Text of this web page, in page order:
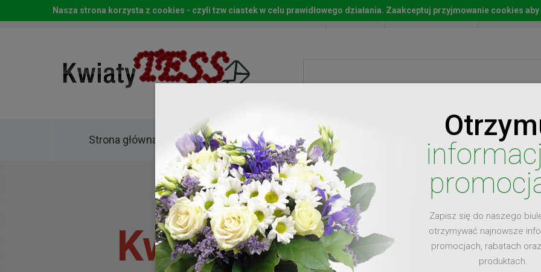
Start Moje konto Lista
Strona główna Kwiaty
Kwiaty dla
Zapisz się do naszego
otrzymywać najnowsze
promocjach, rabatach
produktach.
Nasza strona korzysta z cookies - czyli tzw ciastek w celu prawidłowego działania. Zaakceptuj przyjmowanie cookies